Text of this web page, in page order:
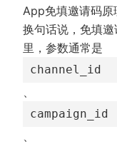
App免填邀请码原
换句话说，免填
里，参数通常是
channel_id
、
campaign_id
、